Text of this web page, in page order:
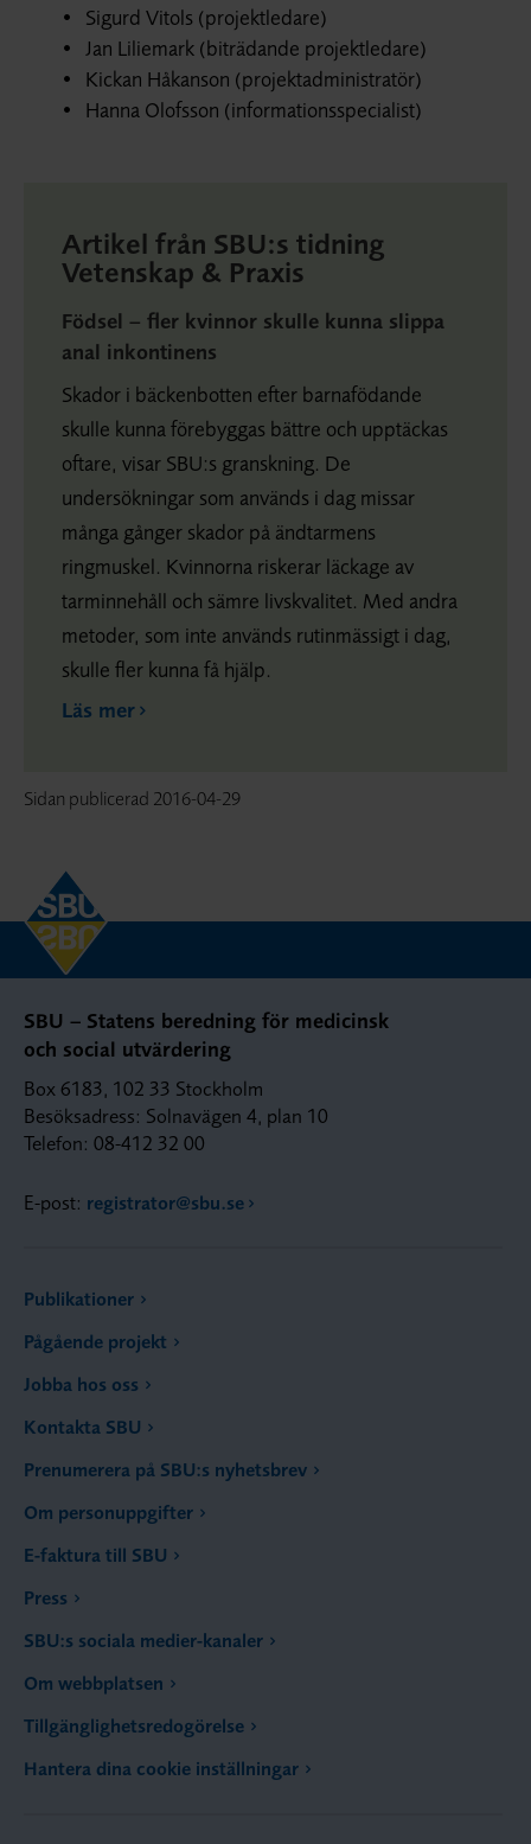
Sigurd Vitols (projektledare)
Jan Liliemark (biträdande projektledare)
Kickan Håkanson (projektadministratör)
Hanna Olofsson (informationsspecialist)
Artikel från SBU:s tidning
Vetenskap & Praxis
Födsel – fler kvinnor skulle kunna slippa
anal inkontinens
Skador i bäckenbotten efter barnafödande
skulle kunna förebyggas bättre och upptäckas
oftare, visar SBU:s granskning. De
undersökningar som används i dag missar
många gånger skador på ändtarmens
ringmuskel. Kvinnorna riskerar läckage av
tarminnehåll och sämre livskvalitet. Med andra
metoder, som inte används rutinmässigt i dag,
skulle fler kunna få hjälp.
Läs mer
Sidan publicerad 2016-04-29
SBU – Statens beredning för medicinsk
och social utvärdering
Box 6183, 102 33 Stockholm
Besöksadress: Solnavägen 4, plan 10
Telefon: 08-412 32 00
E-post: registrator@sbu.se
Publikationer
Pågående projekt
Jobba hos oss
Kontakta SBU
Prenumerera på SBU:s nyhetsbrev
Om personuppgifter
E-faktura till SBU
Press
SBU:s sociala medier-kanaler
Om webbplatsen
Tillgänglighetsredogörelse
Hantera dina cookie inställningar